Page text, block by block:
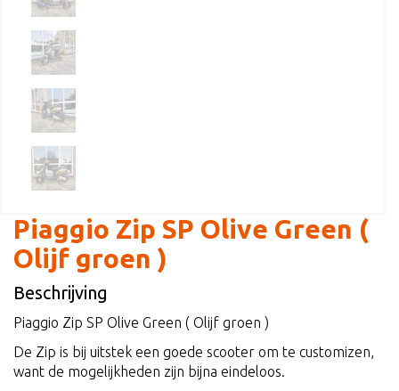
Piaggio Zip SP Olive Green (
Olijf groen )
Beschrijving
Piaggio Zip SP Olive Green ( Olijf groen )
De Zip is bij uitstek een goede scooter om te customizen,
want de mogelijkheden zijn bijna eindeloos.